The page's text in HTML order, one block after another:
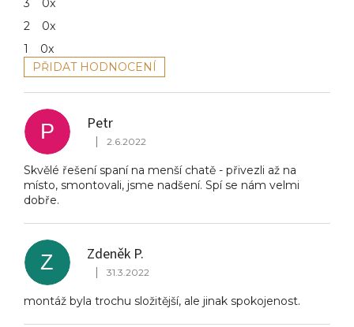
2
0x
1
0x
PŘIDAT HODNOCENÍ
V
ý
p
i
s
o
d
n
e
n
í
P Petr
Hodnocení produktu je 5 z 5 hvězdiček.
| 2.6.2022
Skvělé řešení spaní na menší chatě - přivezli až na
místo, smontovali, jsme nadšení. Spí se nám velmi
dobře.
Z Zdeněk P.
Hodnocení produktu je 5 z 5 hvězdiček.
| 31.3.2022
montáž byla trochu složitější, ale jinak spokojenost.